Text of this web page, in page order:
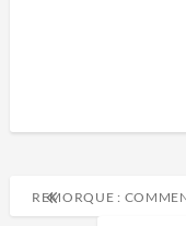
REMORQUE : COMMENT INSTALLER UN